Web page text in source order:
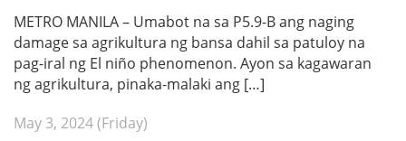
METRO MANILA – Umabot na sa P5.9-B ang naging
damage sa agrikultura ng bansa dahil sa patuloy na
pag-iral ng El niño phenomenon. Ayon sa kagawaran
ng agrikultura, pinaka-malaki ang […]
May 3, 2024 (Friday)